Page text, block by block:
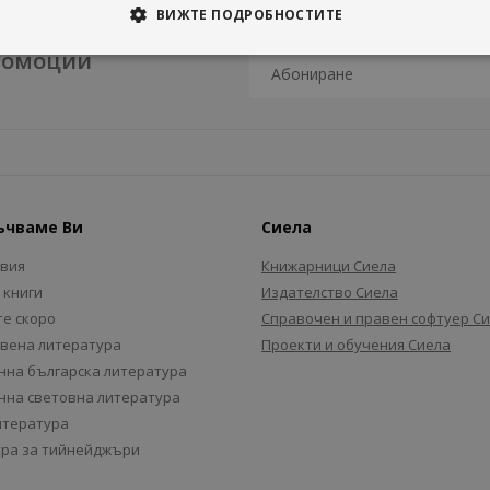
Ви
скоро
литература
българска литература
световна литература
за тийнейджъри
Сиела
Книжарници Сиела
Издателство Сиела
Справочен и правен софтуер
Проекти и обучения Сиела
ВИЖТЕ ПОДРОБНОСТИТЕ